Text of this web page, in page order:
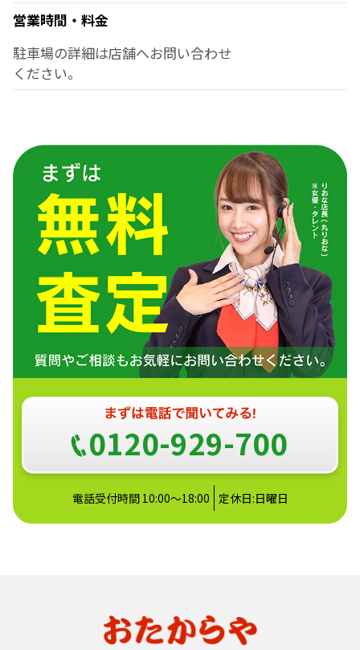
営業時間・料金
駐車場の詳細は店舗へお問い合わせ
ください。
0120-929-700
電話受付時間 10:00～18:00 定休日:日曜日